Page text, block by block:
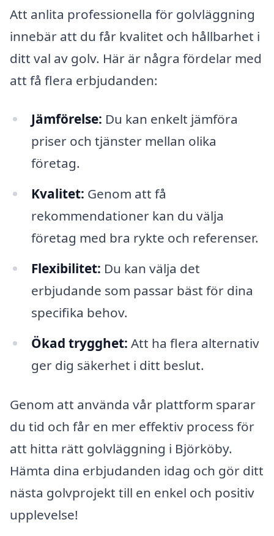
Att anlita professionella för golvläggning
innebär att du får kvalitet och hållbarhet i
ditt val av golv. Här är några fördelar med
att få flera erbjudanden:
Jämförelse: Du kan enkelt jämföra
priser och tjänster mellan olika
företag.
Kvalitet: Genom att få
rekommendationer kan du välja
företag med bra rykte och referenser.
Flexibilitet: Du kan välja det
erbjudande som passar bäst för dina
specifika behov.
Ökad trygghet: Att ha flera alternativ
ger dig säkerhet i ditt beslut.
Genom att använda vår plattform sparar
du tid och får en mer effektiv process för
att hitta rätt golvläggning i Björköby.
Hämta dina erbjudanden idag och gör ditt
nästa golvprojekt till en enkel och positiv
upplevelse!